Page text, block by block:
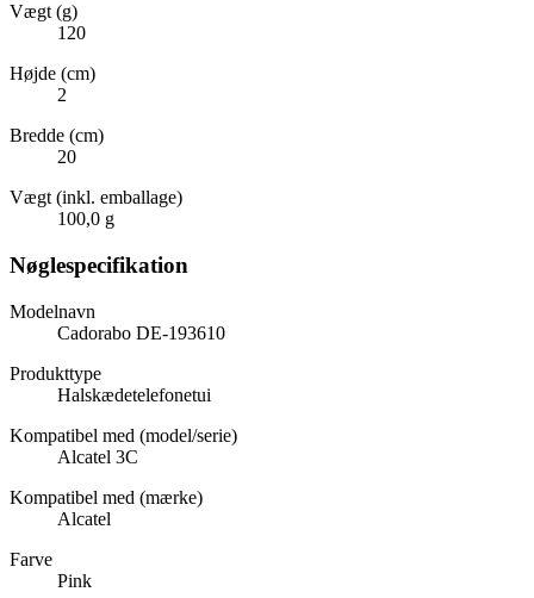
Vægt (g)
120
Højde (cm)
2
Bredde (cm)
20
Vægt (inkl. emballage)
100,0 g
Nøglespecifikation
Modelnavn
Cadorabo DE-193610
Produkttype
Halskædetelefonetui
Kompatibel med (model/serie)
Alcatel 3C
Kompatibel med (mærke)
Alcatel
Farve
Pink